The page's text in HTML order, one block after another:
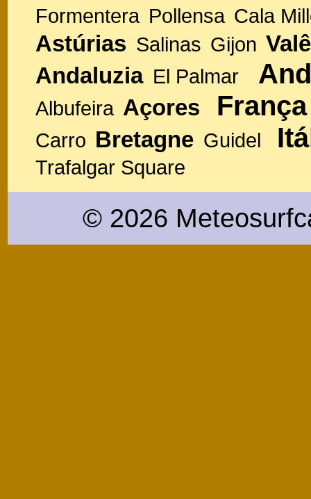
Formentera Pollensa Cala
Astúrias Salinas Gijon
Andaluzia El Palmar
Albufeira Açores França
Carro Bretagne Guidel
Trafalgar Square
© 2026